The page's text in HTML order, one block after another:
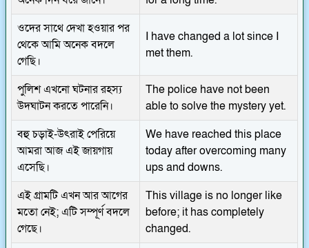
ওদের সাথে দেখা হওয়ার পর
থেকে আমি অনেক বদলে
গেছি।
I have changed a lot since I
met them.
পুলিশ এখনো ঘটনার রহস্য
উদঘাটন করতে পারেনি।
The police have not been
able to solve the mystery yet.
বহু চড়াই-উৎরাই পেরিয়ে
আমরা আজ এই জায়গায়
এসেছি।
We have reached this place
today after overcoming many
ups and downs.
এই গ্রামটি এখন আর আগের
মতো নেই; এটি সম্পূর্ণ বদলে
গেছে।
This village is no longer like
before; it has completely
changed.